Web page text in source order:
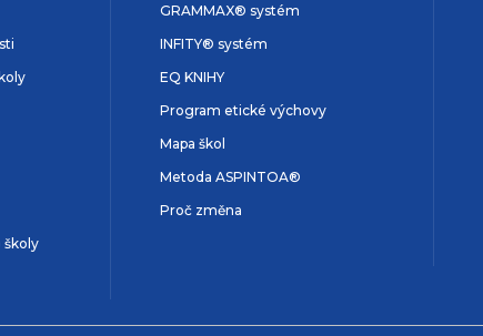
školy
GRAMMAX® systém
INFITY® systém
EQ KNIHY
Program etické výchovy
Mapa škol
Metoda ASPINTOA®
Proč změna